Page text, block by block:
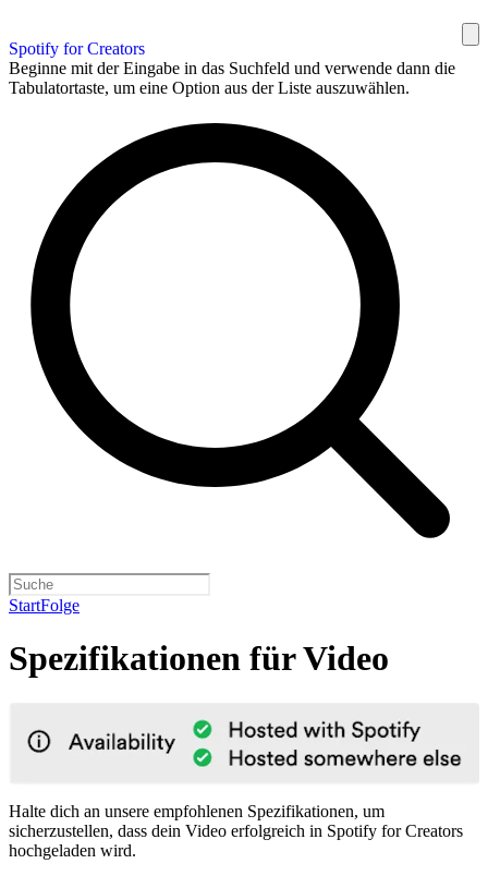
Spotify for Creators
Beginne mit der Eingabe in das Suchfeld und verwende dann die
Tabulatortaste, um eine Option aus der Liste auszuwählen.
StartFolge
Spezifikationen für Video
Halte dich an unsere empfohlenen Spezifikationen, um
sicherzustellen, dass dein Video erfolgreich in Spotify for Creators
hochgeladen wird.